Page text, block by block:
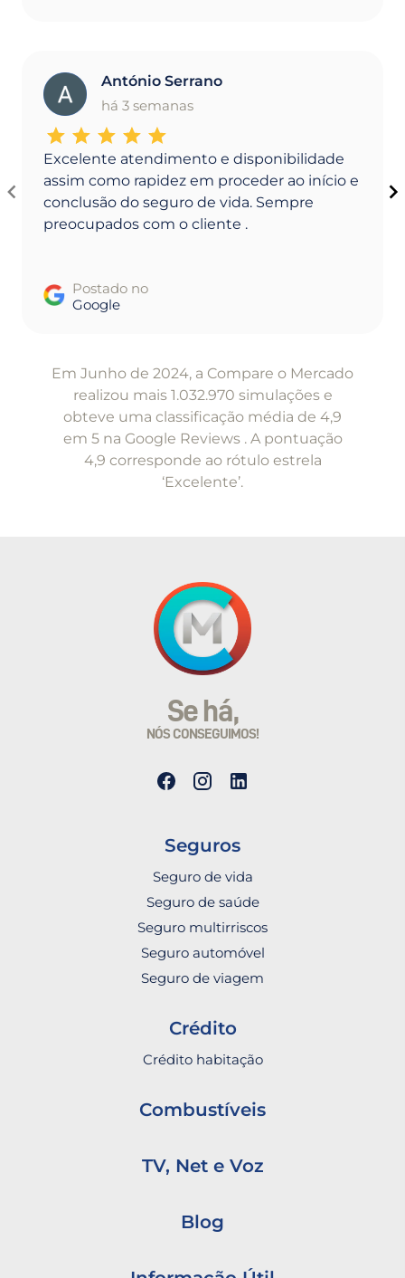
A
António Serrano
há 3 semanas
Excelente atendimento e disponibilidade
assim como rapidez em proceder ao início e
conclusão do seguro de vida. Sempre
preocupados com o cliente .
Postado no
Google
Em Junho de 2024, a Compare o Mercado
realizou mais 1.032.970 simulações e
obteve uma classificação média de 4,9
em 5 na Google Reviews . A pontuação
4,9 corresponde ao rótulo estrela
‘Excelente’.
Se há,
NÓS CONSEGUIMOS!
Seguros
Seguro de vida
Seguro de saúde
Seguro multirriscos
Seguro automóvel
Seguro de viagem
Crédito
Crédito habitação
Combustíveis
TV, Net e Voz
Blog